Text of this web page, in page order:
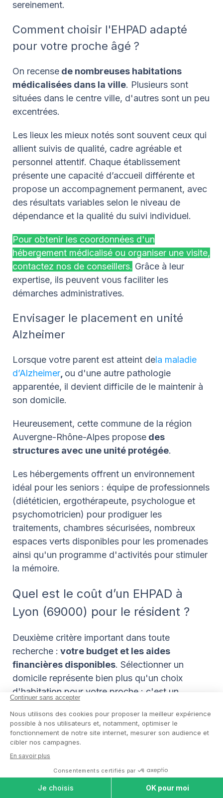
sereinement.
Comment choisir l'EHPAD adapté
pour votre proche âgé ?
On recense de nombreuses habitations
médicalisées dans la ville. Plusieurs sont
situées dans le centre ville, d'autres sont un peu
excentrées.
Les lieux les mieux notés sont souvent ceux qui
allient suivis de qualité, cadre agréable et
personnel attentif. Chaque établissement
présente une capacité d’accueil différente et
propose un accompagnement permanent, avec
des résultats variables selon le niveau de
dépendance et la qualité du suivi individuel.
Pour obtenir les coordonnées d'un
hébergement médicalisé ou organiser une visite,
contactez nos de conseillers. Grâce à leur
expertise, ils peuvent vous faciliter les
démarches administratives.
Envisager le placement en unité
Alzheimer
Lorsque votre parent est atteint dela maladie
d’Alzheimer ou d'une autre pathologie
apparentée, il devient difficile de le maintenir à
son domicile.
Heureusement, cette commune de la région
Auvergne-Rhône-Alpes propose des
structures avec une unité protégée.
Les hébergements offrent un environnement
idéal pour les seniors : équipe de professionnels
(diététicien, ergothérapeute, psychologue et
psychomotricien) pour prodiguer les
traitements, chambres sécurisées, nombreux
espaces verts disponibles pour les promenades
ainsi qu'un programme d'activités pour stimuler
la mémoire.
Quel est le coût d’un EHPAD à
Lyon (69000) pour le résident ?
Deuxième critère important dans toute
recherche : votre budget et les aides
financières disponibles. Sélectionner un
domicile représente bien plus qu'un choix
d'habitation pour votre proche : c'est un
traitements de qualité dans un environnement
chaleureux.
Alors que les tarifs peuvent varier
considérablement d'un établissement à l'autre,
nous vous offrons la possibilité de découvrir la